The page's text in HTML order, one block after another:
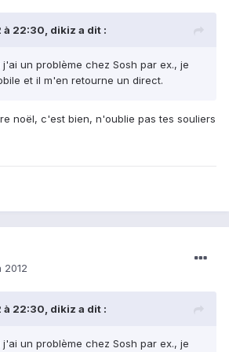
22:30, dikiz a dit :
un problème chez Sosh par ex., je
et il m'en retourne un direct.
noël, c'est bien, n'oublie pas tes souliers
2012
22:30, dikiz a dit :
un problème chez Sosh par ex., je